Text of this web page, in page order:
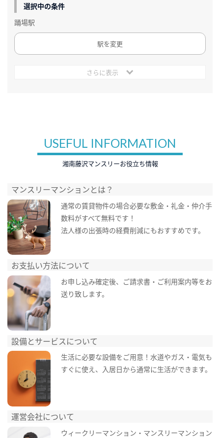
選択中の条件
踊場駅
駅を変更
さらに表示
USEFUL INFORMATION
湘南藤沢マンスリーお役立ち情報
マンスリーマンションとは？
通常の賃貸物件の場合必要な敷金・礼金・仲介手
数料がすべて無料です！
法人様の出張時の経費削減にもおすすめです。
お支払い方法について
お申し込み確定後、ご請求書・ご利用案内等をお
送り致します。
設備とサービスについて
生活に必要な設備をご用意！水道やガス・電気も
すぐに使え、入居日から通常に生活ができます。
運営会社について
ウィークリーマンション・マンスリーマンション